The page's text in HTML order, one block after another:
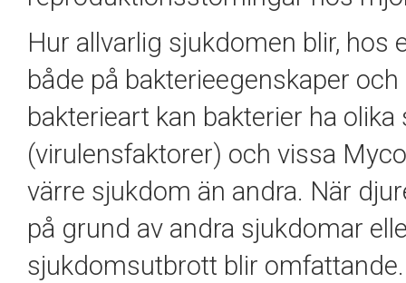
Hur allvarlig sjukdomen blir, hos
både på bakterieegenskaper
bakterieart kan bakterier ha
(virulensfaktorer) och vissa
värre sjukdom än andra. När
på grund av andra sjukdomar
sjukdomsutbrott blir omfattande.